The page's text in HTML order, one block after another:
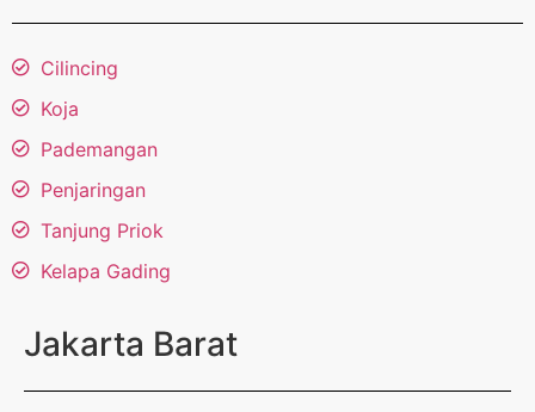
Cilincing
Koja
Pademangan
Penjaringan
Tanjung Priok
Kelapa Gading
Jakarta Barat